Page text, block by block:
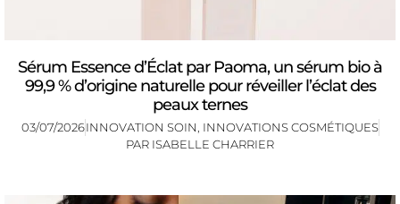
Sérum Essence d’Éclat par Paoma, un sérum bio à
99,9 % d’origine naturelle pour réveiller l’éclat des
peaux ternes
03/07/2026INNOVATION SOIN, INNOVATIONS COSMÉTIQUES
PAR ISABELLE CHARRIER